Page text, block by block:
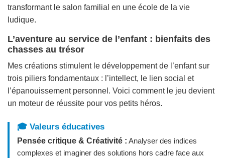
transformant le salon familial en une école de la vie
ludique.
L’aventure au service de l’enfant : bienfaits des
chasses au trésor
Mes créations stimulent le développement de l’enfant sur
trois piliers fondamentaux : l’intellect, le lien social et
l’épanouissement personnel. Voici comment le jeu devient
un moteur de réussite pour vos petits héros.
🎓 Valeurs éducatives
Pensée critique & Créativité : Analyser des indices
complexes et imaginer des solutions hors cadre face aux